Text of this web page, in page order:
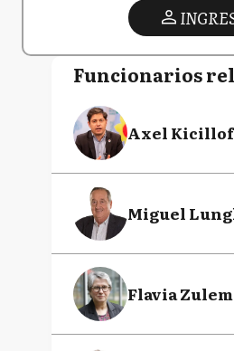
Funcionarios
Axel Kicillof
Miguel
Flavia